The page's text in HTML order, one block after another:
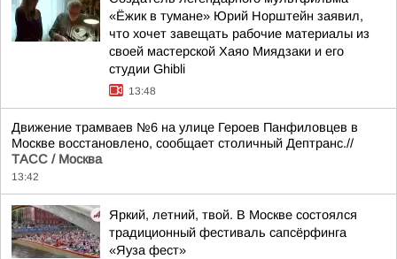
«Ёжик в тумане» Юрий Норштейн заявил,
что хочет завещать рабочие материалы из
своей мастерской Хаяо Миядзаки и его
студии Ghibli
13:48
Движение трамваев №6 на улице Героев Панфиловцев в
Москве восстановлено, сообщает столичный Дептранс.//
ТАСС / Москва
13:42
Яркий, летний, твой. В Москве состоялся
традиционный фестиваль сапсёрфинга
«Яуза фест»